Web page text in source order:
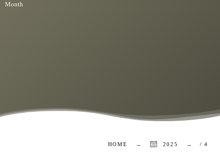
Month
HOME 2025 / 4